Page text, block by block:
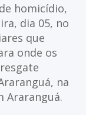
homicídio,
dia 05, no
que
onde os
na
Araranguá.